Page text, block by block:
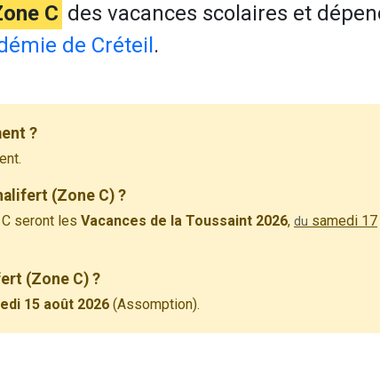
C des vacances scolaires et
de Créteil .
?
(Zone C) ?
seront les Vacances de la Toussaint 2026, du samedi 17
(Zone C) ?
15 août 2026 (Assomption).